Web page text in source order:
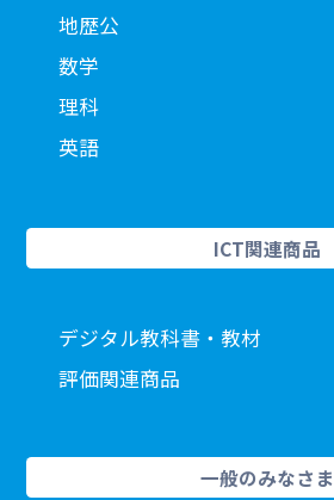
地歴公
数学
理科
英語
ICT関連商品
デジタル教科書・教材
評価関連商品
一般のみなさま